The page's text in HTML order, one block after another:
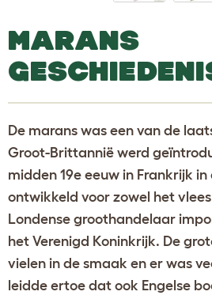
MARANS
De marans was een van de
Groot-Brittannië werd
midden 19e eeuw in Frankrijk
ontwikkeld voor zowel het
Londense groothandelaar
het Verenigd Koninkrijk. De
vielen in de smaak en er was
leidde ertoe dat ook Engelse